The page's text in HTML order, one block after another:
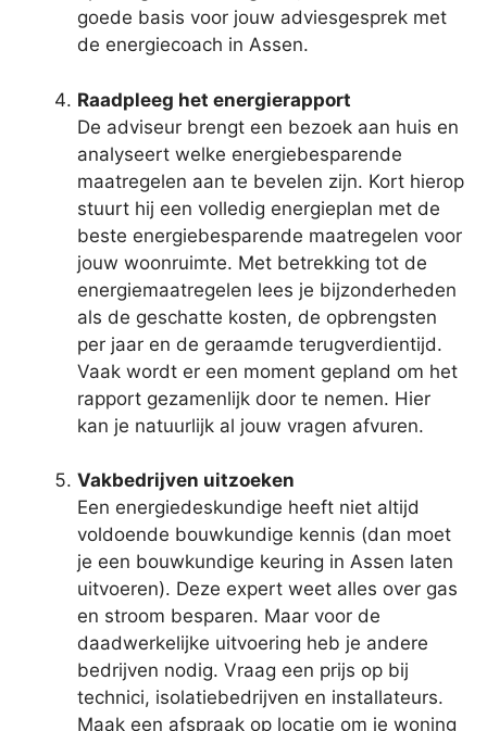
goede basis voor jouw adviesgesprek met
de energiecoach in Assen.
Raadpleeg het energierapport
De adviseur brengt een bezoek aan huis en
analyseert welke energiebesparende
maatregelen aan te bevelen zijn. Kort hierop
stuurt hij een volledig energieplan met de
beste energiebesparende maatregelen voor
jouw woonruimte. Met betrekking tot de
energiemaatregelen lees je bijzonderheden
als de geschatte kosten, de opbrengsten
per jaar en de geraamde terugverdientijd.
Vaak wordt er een moment gepland om het
rapport gezamenlijk door te nemen. Hier
kan je natuurlijk al jouw vragen afvuren.
Vakbedrijven uitzoeken
Een energiedeskundige heeft niet altijd
voldoende bouwkundige kennis (dan moet
je een bouwkundige keuring in Assen laten
uitvoeren). Deze expert weet alles over gas
en stroom besparen. Maar voor de
daadwerkelijke uitvoering heb je andere
bedrijven nodig. Vraag een prijs op bij
technici, isolatiebedrijven en installateurs.
Maak een afspraak op locatie om je woning